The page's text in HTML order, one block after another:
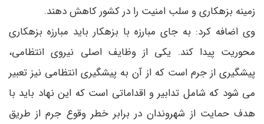
زمینه بزهکاری و سلب امنیت را در کشور کاهش دهند.
وی اضافه کرد: به جای مبارزه با بزهکار باید مبارزه بزهکاری
محوریت پیدا کند. یکی از وظایف اصلی نیروی انتظامی،
پیشگیری از جرم است که از آن به پیشگیری انتظامی نیز تعبیر
می شود که شامل تدابیر و اقداماتی است که این نهاد باید با
هدف حمایت از شهروندان در برابر خطر وقوع جرم از طریق